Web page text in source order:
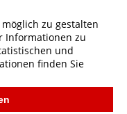
zu gestalten
Informationen zu
und
finden Sie